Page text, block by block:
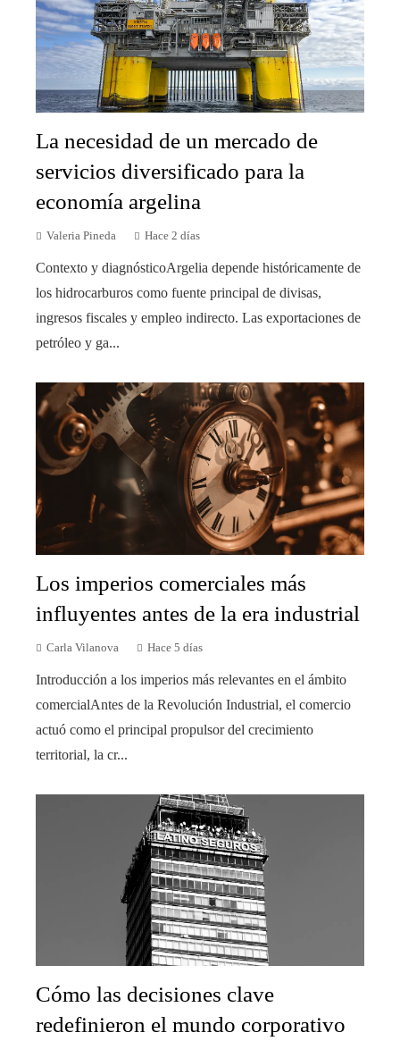
La necesidad de un mercado de
servicios diversificado para la
economía argelina
Valeria Pineda Hace 2 días
Contexto y diagnósticoArgelia depende históricamente de
los hidrocarburos como fuente principal de divisas,
ingresos fiscales y empleo indirecto. Las exportaciones de
petróleo y ga...
Los imperios comerciales más
influyentes antes de la era industrial
Carla Vilanova Hace 5 días
Introducción a los imperios más relevantes en el ámbito
comercialAntes de la Revolución Industrial, el comercio
actuó como el principal propulsor del crecimiento
territorial, la cr...
Cómo las decisiones clave
redefinieron el mundo corporativo